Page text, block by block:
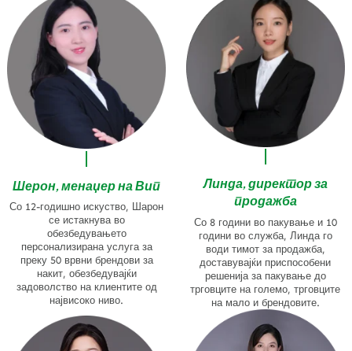
Шерон, менаџер на Вип
Со 12-годишно искуство, Шарон
се истакнува во
обезбедувањето
персонализирана услуга за
преку 50 врвни брендови за
накит, обезбедувајќи
задоволство на клиентите од
највисоко ниво.
Линда, директор за
продажба
Со 8 години во пакување и 10
години во служба, Линда го
води тимот за продажба,
доставувајќи приспособени
решенија за пакување до
трговците на големо, трговците
на мало и брендовите.